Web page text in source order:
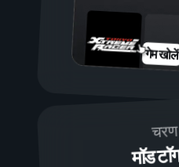
गेम खोलें
मॉड